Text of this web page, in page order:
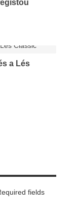
a Lés
fields